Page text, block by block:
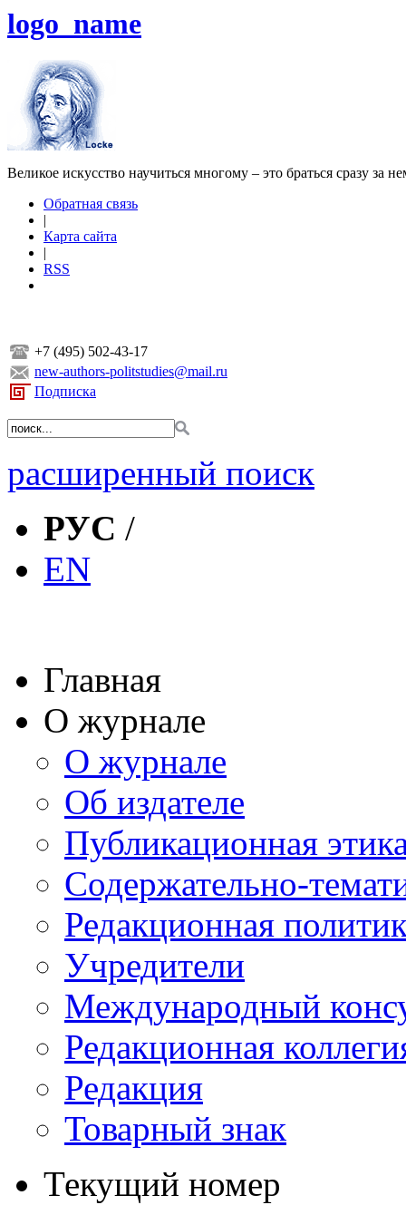
logo_name
Великое искусство научиться многому – это браться сразу за
Обратная связь
|
Карта сайта
|
RSS
+7 (495) 502-43-17
new-authors-politstudies@mail.ru
Подписка
расширенный поиск
РУС /
EN
Главная
О журнале
О журнале
Об издателе
Публикационная
Содержательно-
Редакционная
Учредители
Международный
Редакционная
Редакция
Товарный знак
Текущий номер